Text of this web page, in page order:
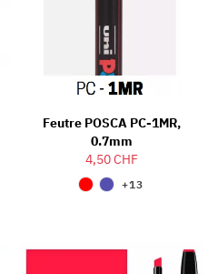
Feutre POSCA PC-1MR,
0.7mm
4,50 CHF
+13